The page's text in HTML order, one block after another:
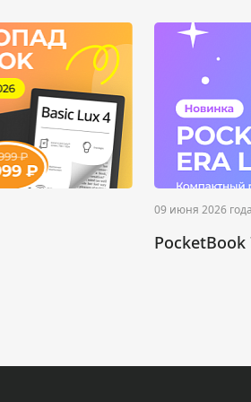
09 июня 2026 года
PocketBook